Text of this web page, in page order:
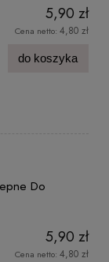
5,90 zł
Cena netto: 4,80 zł
do koszyka
Do
5,90 zł
Cena netto: 4,80 zł